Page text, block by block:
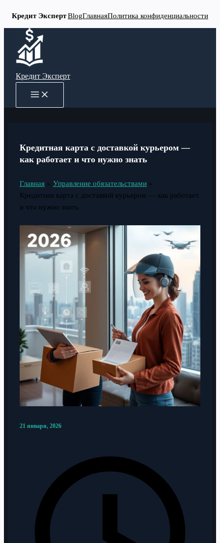
Кредит ЭкспертBlogГлавнаяПолитика конфиденциальности
Перейти
содержимому
Кредит Эксперт
MAIN
MENU
Кредитная карта с доставкой курьером —
как работает и что нужно знать
Главная
Управление обязательствами
Кредитная карта с доставкой курьером — как работает
и что нужно знать
21 января, 2026